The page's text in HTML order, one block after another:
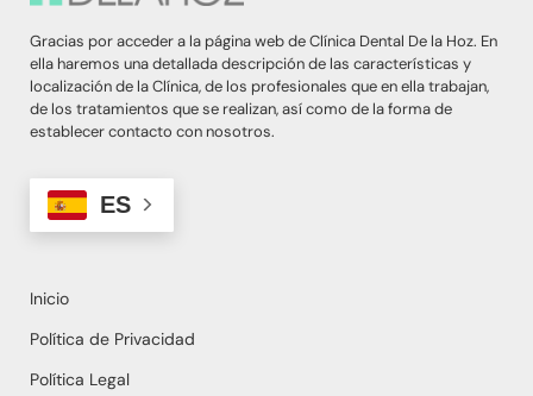
Gracias por acceder a la página web de Clínica Dental De la Hoz. En
ella haremos una detallada descripción de las características y
localización de la Clínica, de los profesionales que en ella trabajan,
de los tratamientos que se realizan, así como de la forma de
establecer contacto con nosotros.
ES
Inicio
Política de Privacidad
Política Legal